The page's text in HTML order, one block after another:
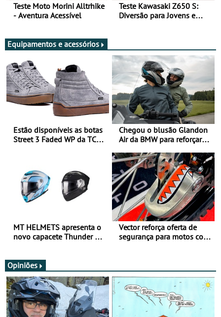
Teste Moto Morini Alltrhike
- Aventura Acessível
Teste Kawasaki Z650 S:
Diversão para Jovens e
Equipamentos e acessórios
Estão disponíveis as botas
Street 3 Faded WP da TCX
Chegou o blusão Glandon
Air da BMW para reforçar
verão
MT HELMETS apresenta o
novo capacete Thunder 4 R
Vector reforça oferta de
segurança para motos com
Opiniões